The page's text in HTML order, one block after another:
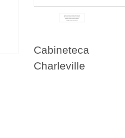
Cabineteca
Charleville